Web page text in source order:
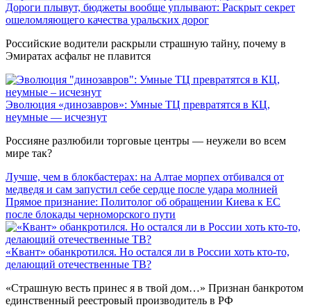
Дороги плывут, бюджеты вообще уплывают: Раскрыт секрет
ошеломляющего качества уральских дорог
Российские водители раскрыли страшную тайну, почему в
Эмиратах асфальт не плавится
Эволюция «динозавров»: Умные ТЦ превратятся в КЦ,
неумные — исчезнут
Россияне разлюбили торговые центры — неужели во всем
мире так?
Лучше, чем в блокбастерах: на Алтае морпех отбивался от
медведя и сам запустил себе сердце после удара молнией
Прямое признание: Политолог об обращении Киева к ЕС
после блокады черноморского пути
«Квант» обанкротился. Но остался ли в России хоть кто-то,
делающий отечественные ТВ?
«Страшную весть принес я в твой дом…» Признан банкротом
единственный реестровый производитель в РФ